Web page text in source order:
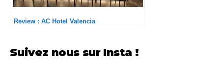
Review : AC Hotel Valencia
Suivez nous sur Insta !